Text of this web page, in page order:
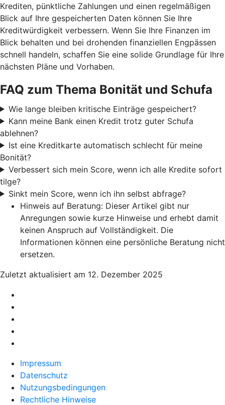
Krediten, pünktliche Zahlungen und einen regelmäßigen
Blick auf Ihre gespeicherten Daten können Sie Ihre
Kreditwürdigkeit verbessern. Wenn Sie Ihre Finanzen im
Blick behalten und bei drohenden finanziellen Engpässen
schnell handeln, schaffen Sie eine solide Grundlage für Ihre
nächsten Pläne und Vorhaben.
FAQ zum Thema Bonität und Schufa
Wie lange bleiben kritische Einträge gespeichert?
Kann meine Bank einen Kredit trotz guter Schufa
ablehnen?
Ist eine Kreditkarte automatisch schlecht für meine
Bonität?
Verbessert sich mein Score, wenn ich alle Kredite sofort
tilge?
Sinkt mein Score, wenn ich ihn selbst abfrage?
Hinweis auf Beratung: Dieser Artikel gibt nur
Anregungen sowie kurze Hinweise und erhebt damit
keinen Anspruch auf Vollständigkeit. Die
Informationen können eine persönliche Beratung nicht
ersetzen.
Zuletzt aktualisiert am 12. Dezember 2025
Impressum
Datenschutz
Nutzungsbedingungen
Rechtliche Hinweise